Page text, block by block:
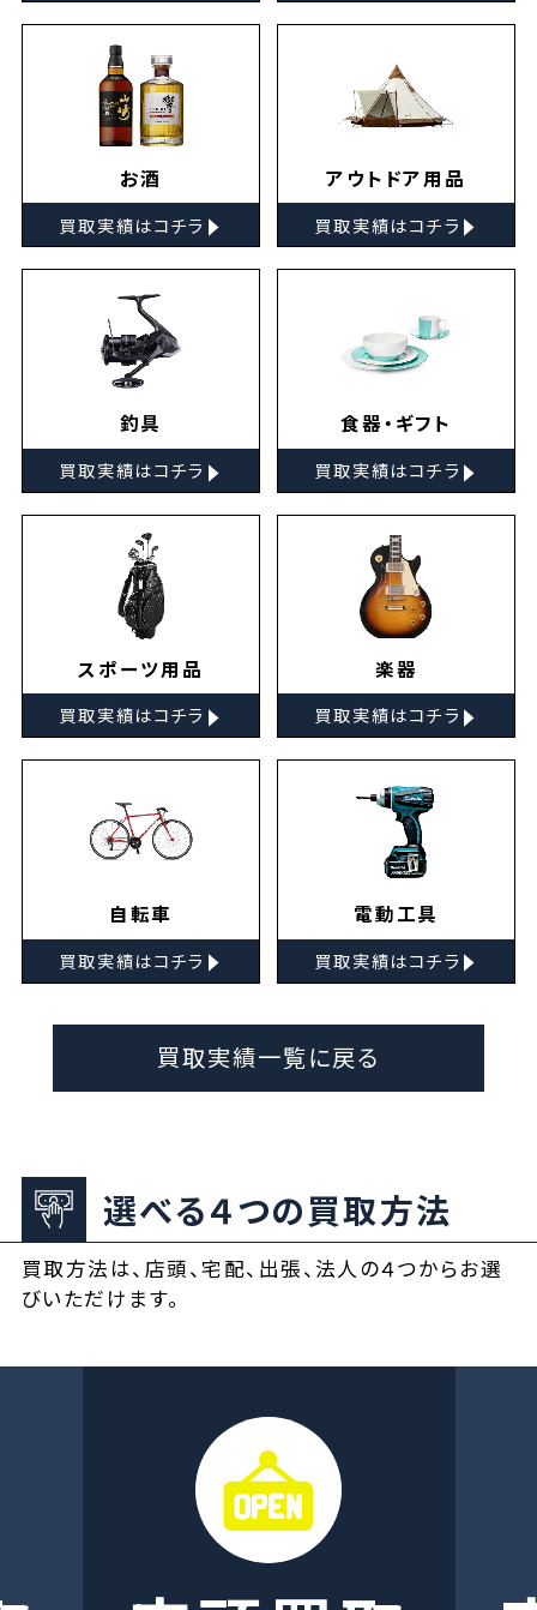
お酒
買取実績はコチラ ▸
アウトドア用品
買取実績はコチラ ▸
釣具
買取実績はコチラ ▸
食器・ギフト
買取実績はコチラ ▸
スポーツ用品
買取実績はコチラ ▸
楽器
買取実績はコチラ ▸
自転車
買取実績はコチラ ▸
電動工具
買取実績はコチラ ▸
買取実績一覧に戻る
選べる４つの買取方法
買取方法は、店頭、宅配、出張、法人の４つからお選
びいただけます。